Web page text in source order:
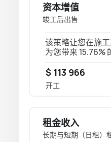
资本增值
竣工后出售
该策略让您在施
为您带来 15.76%
$ 113 966
开工
租金收入
长期与短期（日租）